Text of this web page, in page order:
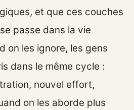
et que ces couches
passe dans la vie
on les ignore, les gens
dans le même cycle :
nouvel effort,
on les aborde plus